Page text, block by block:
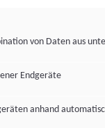
von Daten aus
Endgeräte
anhand